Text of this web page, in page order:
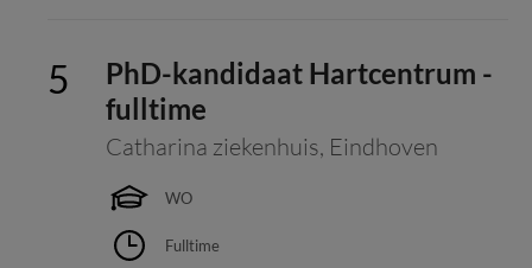
PhD-kandidaat Hartcentrum -
fulltime
Catharina ziekenhuis, Eindhoven
WO
Fulltime